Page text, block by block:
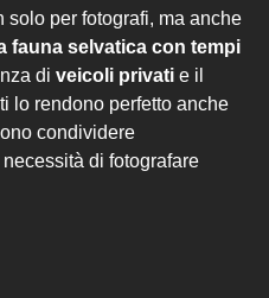
per fotografi, ma anche
fauna selvatica con tempi
di veicoli privati e il
lo rendono perfetto anche
condividere
necessità di fotografare